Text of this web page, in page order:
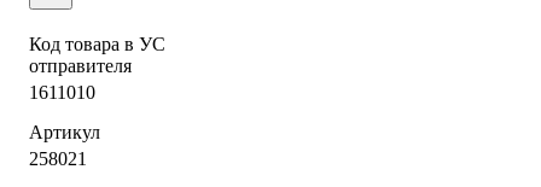
Код товара в УС
отправителя
1611010
Артикул
258021